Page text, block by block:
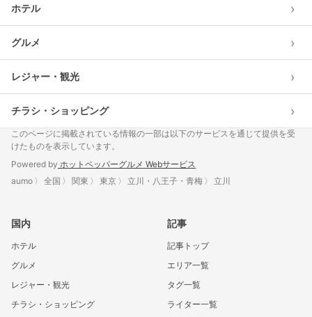
ホテル ›
グルメ ›
レジャー・観光 ›
チラシ・ショッピング ›
このページに掲載されている情報の一部は以下のサービスを通じて提供を受
けたものを表示しています。
Powered by ホットペッパーグルメ Webサービス
aumo
全国 関東 東京 立川・八王子・青梅 立川
国内
ホテル
グルメ
レジャー・観光
チラシ・ショッピング
記事
記事トップ
エリア一覧
タグ一覧
ライター一覧